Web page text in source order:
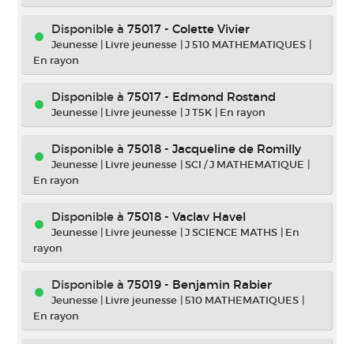
Disponible à 75017 - Colette Vivier
Jeunesse | Livre jeunesse |J 510 MATHEMATIQUES |
En rayon
Disponible à 75017 - Edmond Rostand
Jeunesse | Livre jeunesse |J T5K | En rayon
Disponible à 75018 - Jacqueline de Romilly
Jeunesse | Livre jeunesse |SCI / J MATHEMATIQUE |
En rayon
Disponible à 75018 - Vaclav Havel
Jeunesse | Livre jeunesse |J SCIENCE MATHS | En
rayon
Disponible à 75019 - Benjamin Rabier
Jeunesse | Livre jeunesse |510 MATHEMATIQUES |
En rayon